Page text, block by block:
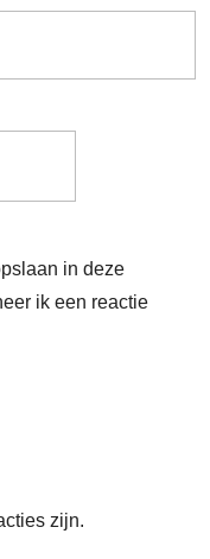
in deze
ik een reactie
zijn.